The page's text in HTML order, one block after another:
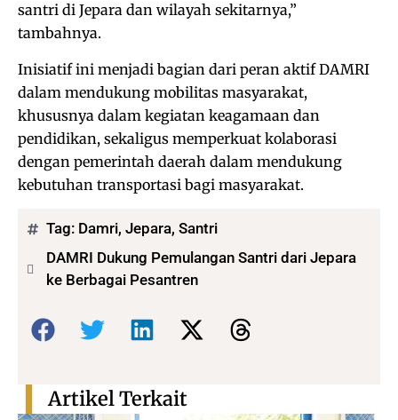
santri di Jepara dan wilayah sekitarnya,”
tambahnya.
Inisiatif ini menjadi bagian dari peran aktif DAMRI
dalam mendukung mobilitas masyarakat,
khususnya dalam kegiatan keagamaan dan
pendidikan, sekaligus memperkuat kolaborasi
dengan pemerintah daerah dalam mendukung
kebutuhan transportasi bagi masyarakat.
Tag: Damri, Jepara, Santri
DAMRI Dukung Pemulangan Santri dari Jepara
ke Berbagai Pesantren
Bagikan:
Artikel Terkait